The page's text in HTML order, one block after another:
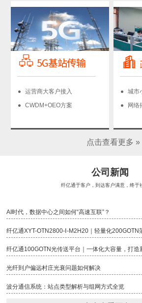
运营商大客户接入
CWDM+OEO方案
城市
网络
点击查看更多 »
公司新闻
纤亿通于客户，到达客户满意，终于
AI时代，数据中心之间如何“高速互联”？
纤亿通XYT-OTN2800-Ⅰ-M2H20｜轻量化200GOTN
光纤到户偏远村庄光衰问题如何解决
波分通信系统：站点类型解析与组网方式全览